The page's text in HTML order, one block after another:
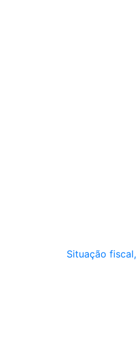
Situação